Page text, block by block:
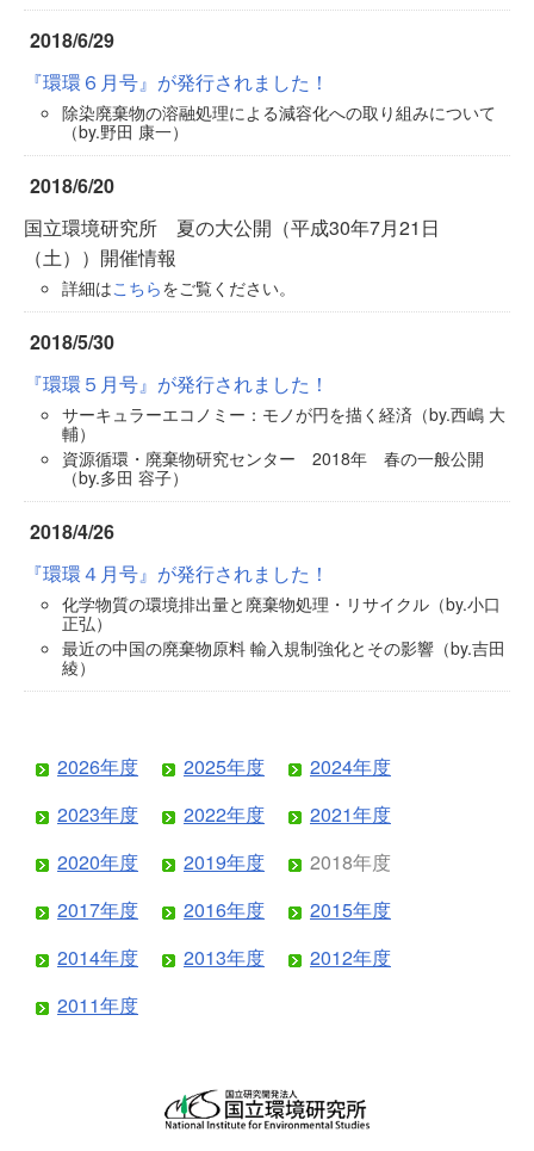
2018/6/29
『環環６月号』が発行されました！
除染廃棄物の溶融処理による減容化への取り組みについて
（by.野田 康一）
2018/6/20
国立環境研究所 夏の大公開（平成30年7月21日
（土））開催情報
詳細はこちらをご覧ください。
2018/5/30
『環環５月号』が発行されました！
サーキュラーエコノミー：モノが円を描く経済（by.西嶋 大
輔）
資源循環・廃棄物研究センター 2018年 春の一般公開
（by.多田 容子）
2018/4/26
『環環４月号』が発行されました！
化学物質の環境排出量と廃棄物処理・リサイクル（by.小口
正弘）
最近の中国の廃棄物原料 輸入規制強化とその影響（by.吉田
綾）
2026年度 2025年度
2024年度
2023年度
2022年度
2021年度
2020年度
2019年度
2018年度
2017年度
2016年度
2015年度
2014年度
2013年度
2012年度
2011年度